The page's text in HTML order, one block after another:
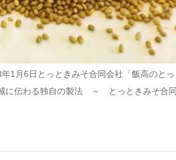
1月6日とっときみそ合同会社「飯高のと
に伝わる独自の製法 ～ とっときみそ合